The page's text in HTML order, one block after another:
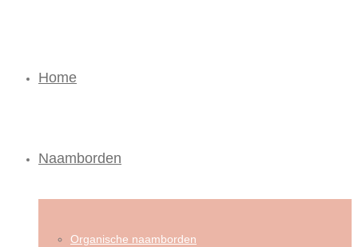
Home
Naamborden
Organische naamborden